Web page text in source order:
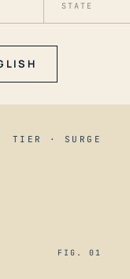
STATE
TIER · SURGE
FIG. 01